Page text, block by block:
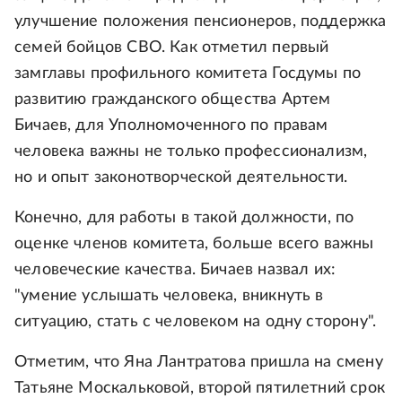
улучшение положения пенсионеров, поддержка
семей бойцов СВО. Как отметил первый
замглавы профильного комитета Госдумы по
развитию гражданского общества Артем
Бичаев, для Уполномоченного по правам
человека важны не только профессионализм,
но и опыт законотворческой деятельности.
Конечно, для работы в такой должности, по
оценке членов комитета, больше всего важны
человеческие качества. Бичаев назвал их:
"умение услышать человека, вникнуть в
ситуацию, стать с человеком на одну сторону".
Отметим, что Яна Лантратова пришла на смену
Татьяне Москальковой, второй пятилетний срок